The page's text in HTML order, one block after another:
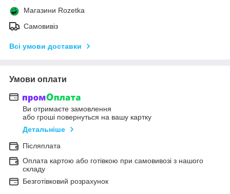
Магазини Rozetka
Самовивіз
Всі умови доставки
Умови оплати
Ви отримаєте замовлення
або гроші повернуться на вашу картку
Детальніше
Післяплата
Оплата картою або готівкою при самовивозі з нашого
складу
Безготівковий розрахунок